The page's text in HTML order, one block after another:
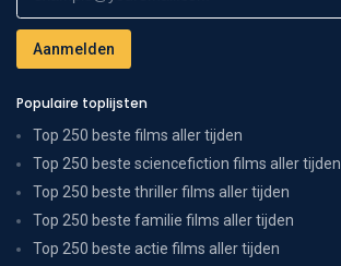
Populaire toplijsten
Top 250 beste films aller tijden
Top 250 beste sciencefiction films aller tijden
Top 250 beste thriller films aller tijden
Top 250 beste familie films aller tijden
Top 250 beste actie films aller tijden